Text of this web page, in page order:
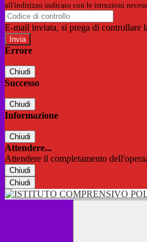
all'indirizzo indicato con le istruzioni
E-mail inviata, si prega di controllare
Errore
Chiudi
Successo
Chiudi
Informazione
Chiudi
Attendere...
Attendere il completamento
Chiudi
Chiudi